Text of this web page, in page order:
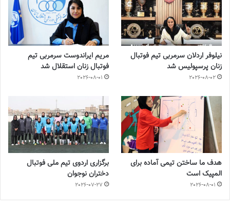
نیلوفر اردلان سرمربی تیم فوتبال
زنان پرسپولیس شد
2026-08-02
مریم ایراندوست سرمربی تیم
فوتبال زنان استقلال شد
2026-08-01
هدف ما ساختن تیمی آماده برای
المپیک است
2026-08-01
برگزاری اردوی تیم ملی فوتبال
دختران نوجوان
2026-07-27